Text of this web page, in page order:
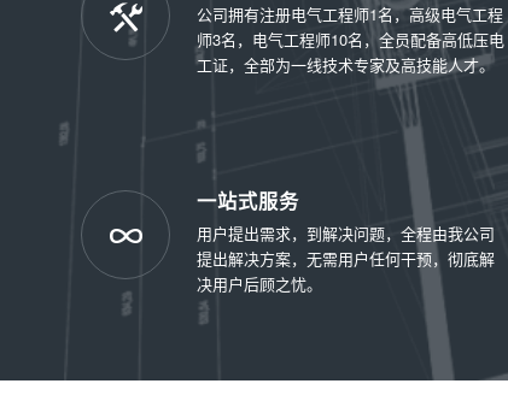
公司拥有注册电气工程师1名，高级电气工程
师3名，电气工程师10名，全员配备高低压电
工证，全部为一线技术专家及高技能人才。
一站式服务
用户提出需求，到解决问题，全程由我公司
提出解决方案，无需用户任何干预，彻底解
决用户后顾之忧。